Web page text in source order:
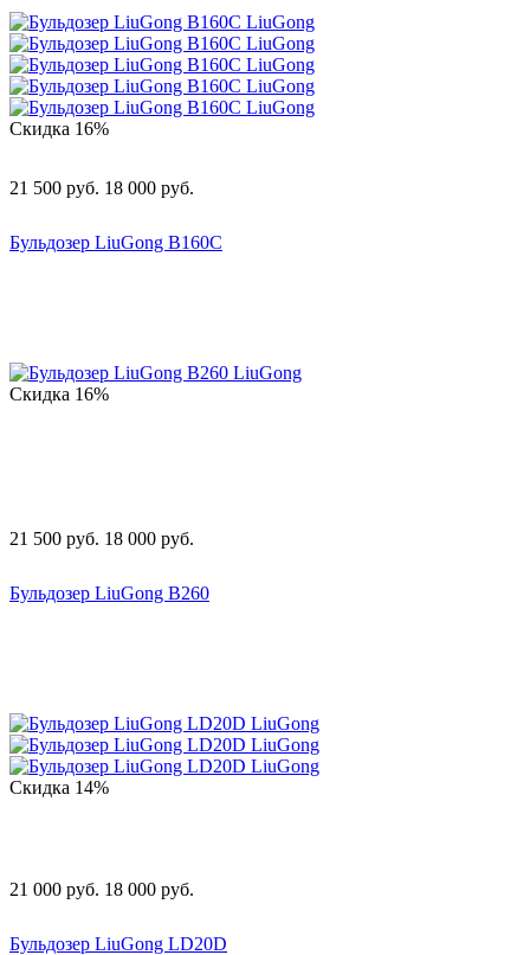
Скидка 16%
21 500 руб. 18 000 руб.
Бульдозер LiuGong B160C
Скидка 16%
21 500 руб. 18 000 руб.
Бульдозер LiuGong B260
Скидка 14%
21 000 руб. 18 000 руб.
Бульдозер LiuGong LD20D